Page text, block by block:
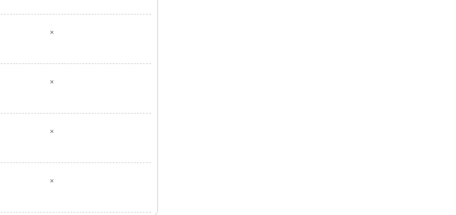
×
×
×
×